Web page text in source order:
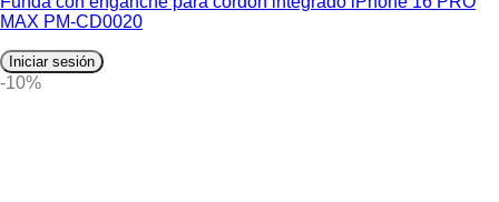
MAX PM-CD0020
Iniciar sesión
-10%